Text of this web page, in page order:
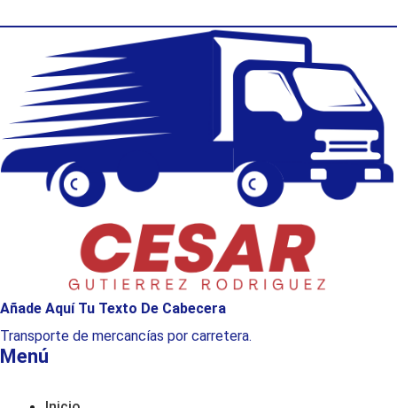
Añade Aquí Tu Texto De Cabecera
Transporte de mercancías por carretera.
Menú